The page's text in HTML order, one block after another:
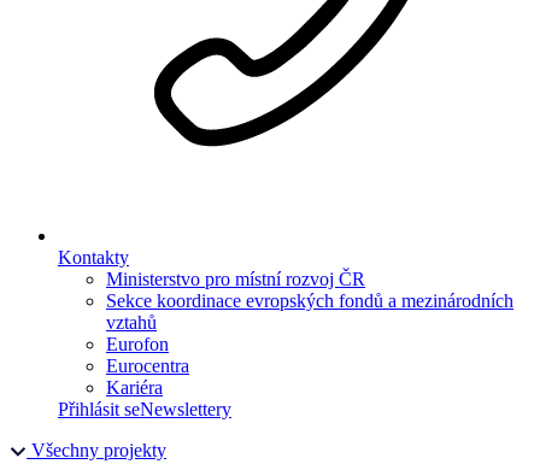
Kontakty
Ministerstvo pro místní rozvoj ČR
Sekce koordinace evropských fondů a mezinárodních
vztahů
Eurofon
Eurocentra
Kariéra
Přihlásit seNewslettery
Všechny projekty